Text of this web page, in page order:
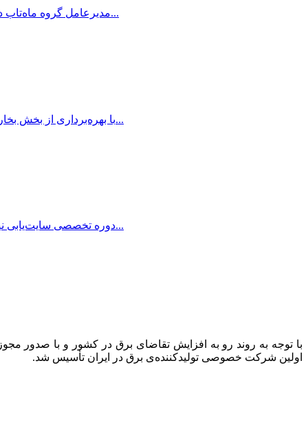
مدیرعامل گروه ماه‌تاب در آیین بهره‌برداری از بخش بخار نیروگاه رودشور، با قدردانی از تلاش‌های کارکنان صنعت آب و برق کشور در دوران جنگ و شرایط بحرانی، ا...
با بهره‌برداری از بخش بخار نیروگاه رودشور، این نیروگاه به جمع نیروگاه‌های سیکل ترکیبی کشور اضافه شد و گام مهمی در افزایش بهره‌وری تولید برق و کاهش مصر...
دوره تخصصی سایت‌یابی نیروگاه‌های بادی به همت سازمان انرژی‌های تجدیدپذیر و بهره‌وری انرژی برق (ساتبا) و به میزبانی نیروگاه بادی سیاهپوش، طی روزهای ۲۰ و...
اولین شرکت خصوصی تولیدکننده‌ی برق در ایران تأسیس شد.